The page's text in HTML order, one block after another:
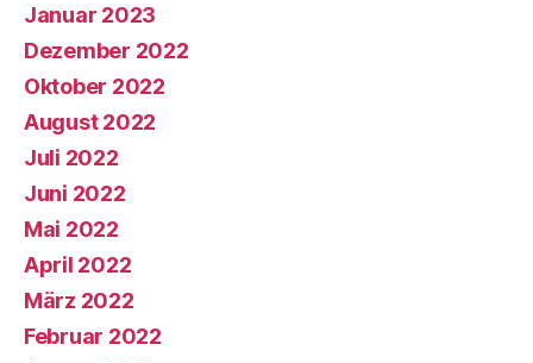
Januar 2023
Dezember 2022
Oktober 2022
August 2022
Juli 2022
Juni 2022
Mai 2022
April 2022
März 2022
Februar 2022